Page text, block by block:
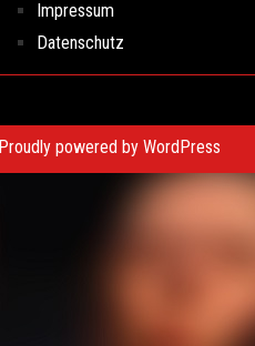
Impressum
Datenschutz
Proudly powered by WordPress